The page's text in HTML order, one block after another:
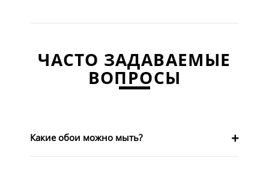
ЧАСТО ЗАДАВАЕМЫЕ
ВОПРОСЫ
Какие обои можно мыть?